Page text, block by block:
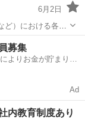
6月2日
）における各現
仕上げを通じて、
募集
よりお金が貯まりや
Ad
内教育制度あり